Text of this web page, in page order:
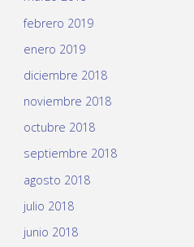
febrero 2019
enero 2019
diciembre 2018
noviembre 2018
octubre 2018
septiembre 2018
agosto 2018
julio 2018
junio 2018